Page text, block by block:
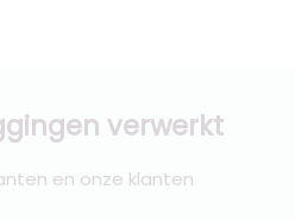
verwerkt
en onze klanten